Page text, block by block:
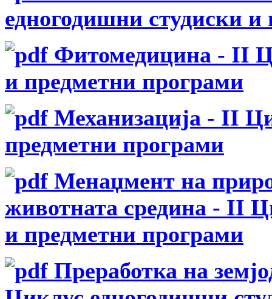
едногодишни студиски
Фитомедицина - II
и предметни програми
Механизација - II
предметни програми
Менаџмент на
животната средина - II
и предметни програми
Преработка на